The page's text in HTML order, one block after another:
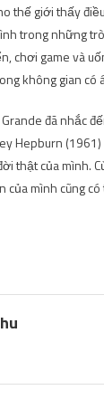
thế giới thấy
trong những
chơi game và
không gian có
đã nhắc
Hepburn
thật của mình.
của mình cũng có